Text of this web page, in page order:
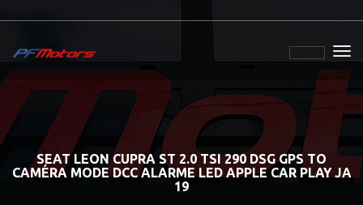
SEAT LEON CUPRA ST 2.0 TSI 290 DSG GPS TO
CAMÉRA MODE DCC ALARME LED APPLE CAR PLAY JA
19